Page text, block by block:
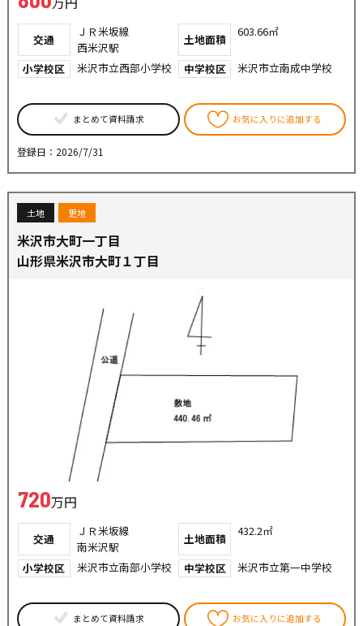
交通
ＪＲ米坂線
西米沢駅
土地面積
603.66㎡
小学校区 米沢市立西部小学校 中学校区 米沢市立南成中学校
まとめて資料請求 お気に入りに追加する
登録日：2026/7/31
土地 更地
米沢市大町一丁目
山形県米沢市大町１丁目
720万円
交通
ＪＲ米坂線
南米沢駅
土地面積
432.2㎡
小学校区 米沢市立南部小学校 中学校区 米沢市立第一中学校
まとめて資料請求 お気に入りに追加する